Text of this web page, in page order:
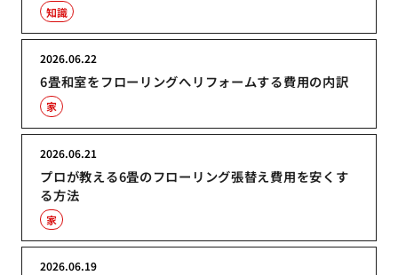
知識
6畳和室をフローリングへリフォームする費用の内訳
2026.06.22
家
プロが教える6畳のフローリング張替え費用を安くす
る方法
2026.06.21
家
2026.06.19